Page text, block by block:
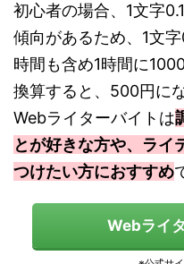
初心者の場合、1文字
傾向があるため、1文
時間も含め1時間に
換算すると、500円に
Webライターバイトは
とが好きな方や、ライ
つけたい方におすすめ
Webライ